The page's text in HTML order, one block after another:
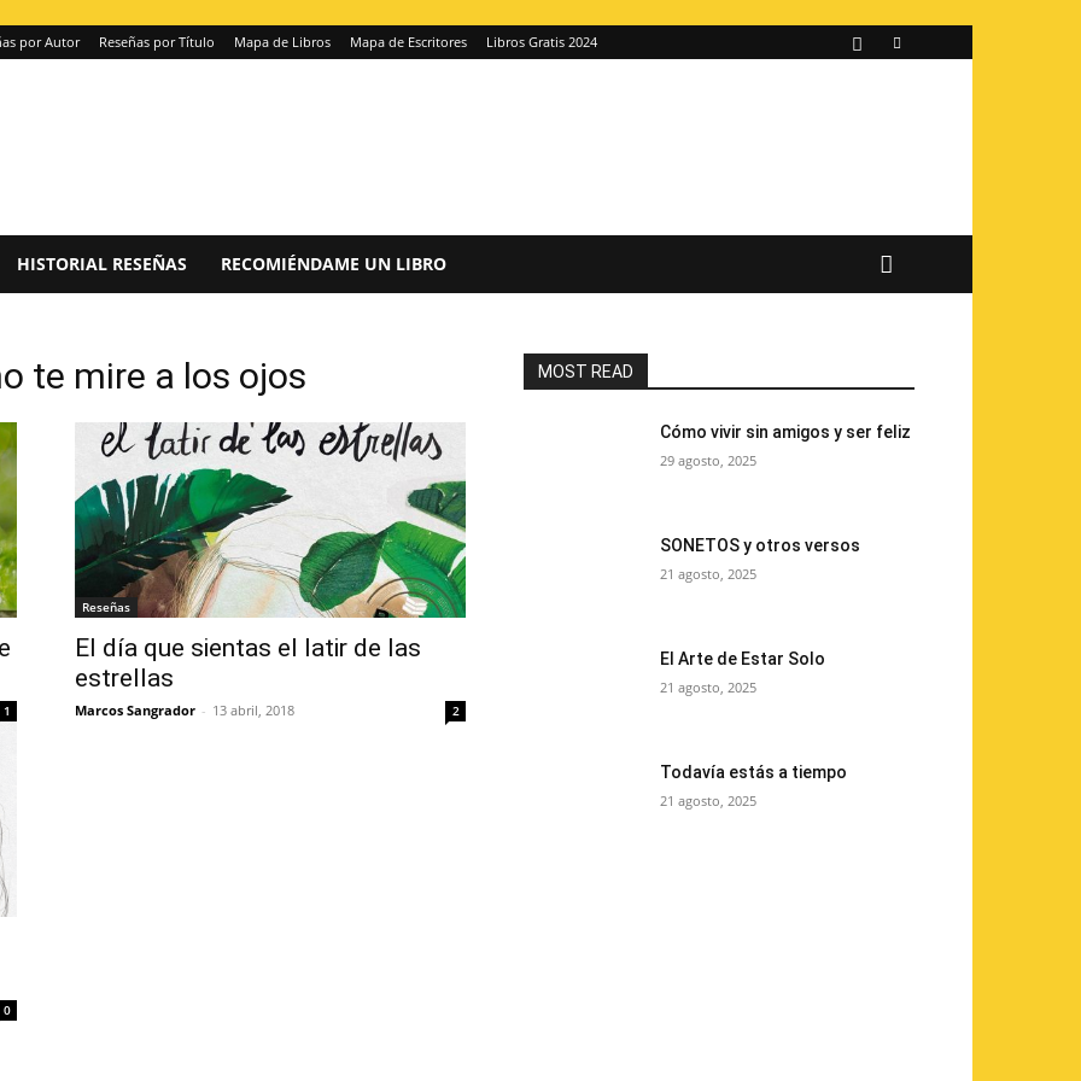
por Autor Reseñas por Título Mapa de Libros Mapa de Escritores Libros Gratis 2024
HISTORIAL RESEÑAS RECOMIÉNDAME UN LIBRO
te mire a los ojos
1
Reseñas
El día que sientas el latir de las
estrellas
Marcos Sangrador - 13 abril, 2018 2
0
MOST READ
Cómo vivir sin amigos y ser feliz
29 agosto, 2025
SONETOS y otros versos
21 agosto, 2025
El Arte de Estar Solo
21 agosto, 2025
Todavía estás a tiempo
21 agosto, 2025